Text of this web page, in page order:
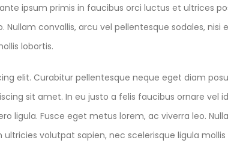
ipsum primis in faucibus orci luctus et ultrices
Nullam convallis, arcu vel pellentesque sodales,
lobortis.
elit. Curabitur pellentesque neque eget diam
sit amet. In eu justo a felis faucibus ornare vel
ligula. Fusce eget metus lorem, ac viverra leo.
volutpat sapien, nec scelerisque ligula